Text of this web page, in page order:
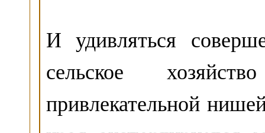
И удивляться
сельское
привлекательной